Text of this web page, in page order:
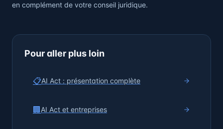
en complément de votre conseil juridique.
Pour aller plus loin
📋AI Act : présentation complète
🏢 AI Act et entreprises